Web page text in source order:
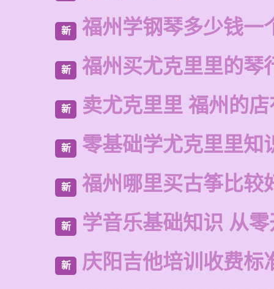
新 福州学钢琴多少钱一
新 福州买尤克里里的琴
新 卖尤克里里 福州的
新 零基础学尤克里里知
新 福州哪里买古筝比较
新 学音乐基础知识 从
新 庆阳吉他培训收费标